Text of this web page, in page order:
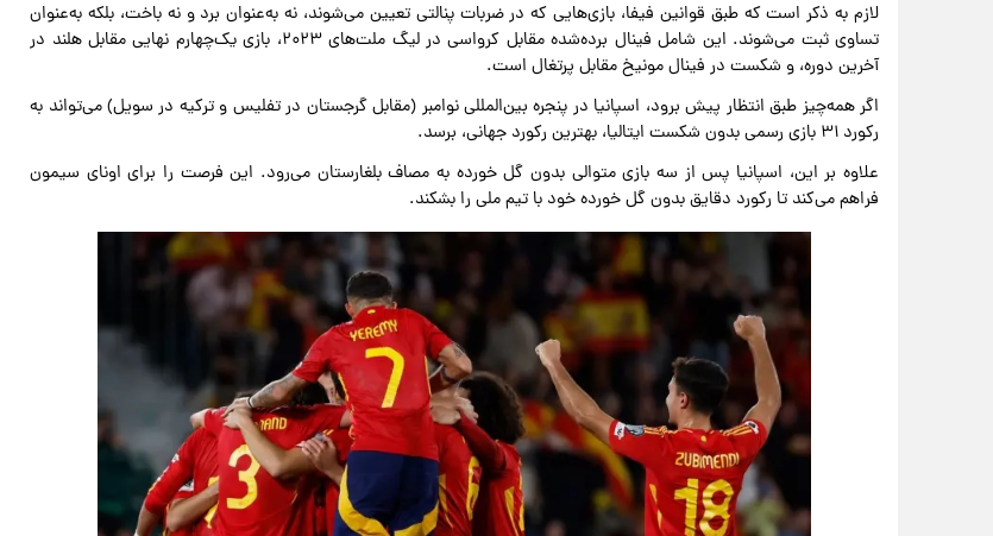
لازم به ذکر است که طبق قوانین فیفا، بازی‌هایی که در ضربات پنالتی تعیین می‌شوند، نه به‌عنوان برد و نه باخت، بلکه به‌عنوان
تساوی ثبت می‌شوند. این شامل فینال برده‌شده مقابل کرواسی در لیگ ملت‌های ۲۰۲۳، بازی یک‌چهارم نهایی مقابل هلند در
آخرین دوره، و شکست در فینال مونیخ مقابل پرتغال است.
اگر همه‌چیز طبق انتظار پیش برود، اسپانیا در پنجره بین‌المللی نوامبر (مقابل گرجستان در تفلیس و ترکیه در سویل) می‌تواند به
رکورد ۳۱ بازی رسمی بدون شکست ایتالیا، بهترین رکورد جهانی، برسد.
علاوه بر این، اسپانیا پس از سه بازی متوالی بدون گل خورده به مصاف بلغارستان می‌رود. این فرصت را برای اونای سیمون
فراهم می‌کند تا رکورد دقایق بدون گل خورده خود با تیم ملی را بشکند.